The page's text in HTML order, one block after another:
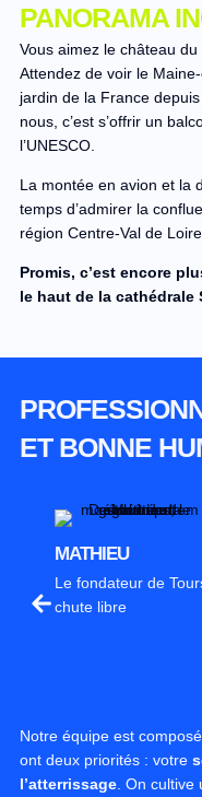
PANORAMA
Vous aimez le château
Attendez de voir le
jardin de la France
nous, c’est s’offrir un
l’UNESCO.
La montée en avion et la
temps d’admirer la
région Centre-Val de
Promis, c’est encore
le haut de la cathédrale
ET BONNE
MATHIEU
Le fondateur de
chute libre
Notre équipe est
ont deux priorités : votre
l’atterrissage. On cultive